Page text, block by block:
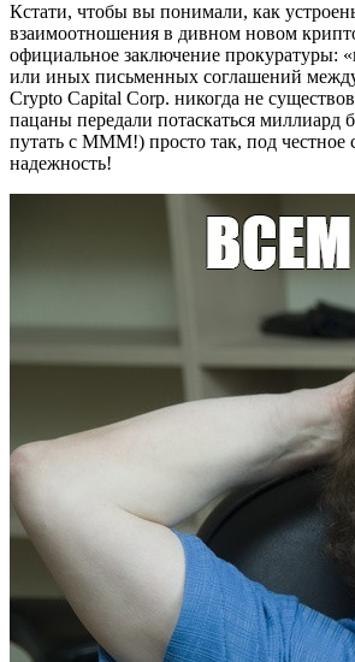
Кстати, чтобы вы понимали, как
взаимоотношения в дивном новом
официальное заключение прокуратуры:
или иных письменных соглашений
Crypto Capital Corp. никогда не
пацаны передали потаскаться миллиард
путать с МММ!) просто так, под
надежность!